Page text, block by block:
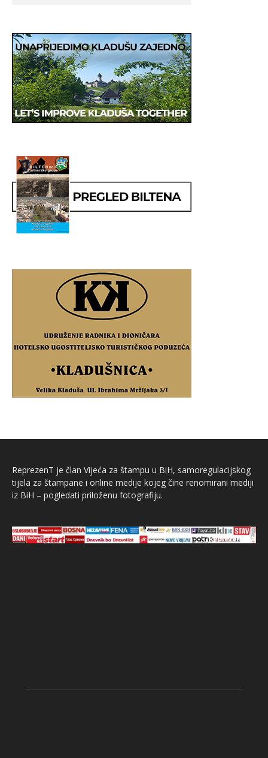
ReprezenT je član Vijeća za štampu u BiH, samoregulacijskog
tijela za štampane i online medije kojeg čine renomirani mediji
iz BiH – pogledati priloženu fotografiju.